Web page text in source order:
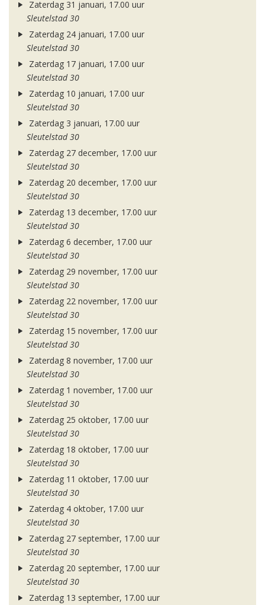
Zaterdag 31 januari, 17.00 uur
Sleutelstad 30
Zaterdag 24 januari, 17.00 uur
Sleutelstad 30
Zaterdag 17 januari, 17.00 uur
Sleutelstad 30
Zaterdag 10 januari, 17.00 uur
Sleutelstad 30
Zaterdag 3 januari, 17.00 uur
Sleutelstad 30
Zaterdag 27 december, 17.00 uur
Sleutelstad 30
Zaterdag 20 december, 17.00 uur
Sleutelstad 30
Zaterdag 13 december, 17.00 uur
Sleutelstad 30
Zaterdag 6 december, 17.00 uur
Sleutelstad 30
Zaterdag 29 november, 17.00 uur
Sleutelstad 30
Zaterdag 22 november, 17.00 uur
Sleutelstad 30
Zaterdag 15 november, 17.00 uur
Sleutelstad 30
Zaterdag 8 november, 17.00 uur
Sleutelstad 30
Zaterdag 1 november, 17.00 uur
Sleutelstad 30
Zaterdag 25 oktober, 17.00 uur
Sleutelstad 30
Zaterdag 18 oktober, 17.00 uur
Sleutelstad 30
Zaterdag 11 oktober, 17.00 uur
Sleutelstad 30
Zaterdag 4 oktober, 17.00 uur
Sleutelstad 30
Zaterdag 27 september, 17.00 uur
Sleutelstad 30
Zaterdag 20 september, 17.00 uur
Sleutelstad 30
Zaterdag 13 september, 17.00 uur